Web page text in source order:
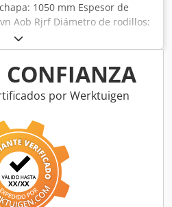
1050 mm Espesor de
Aob Rjrf Diámetro de rodillos:
1600 x 700 x 1050 mm
abatible manualmente
endurecidos
CONFIANZA
por Werktuigen